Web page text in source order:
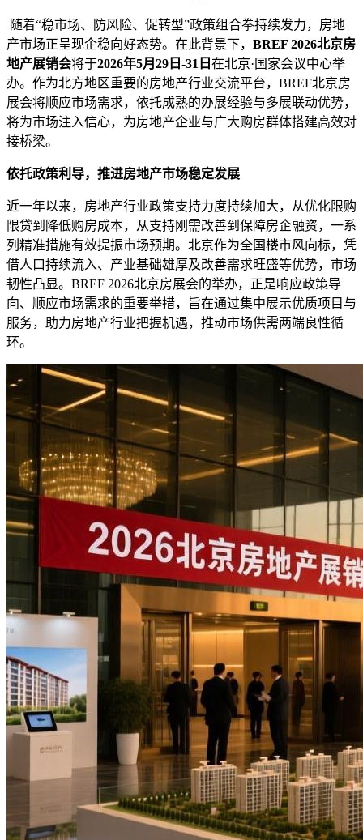
随着“稳市场、防风险、促转型”政策组合拳持续发力，房地
产市场正呈现企稳向好态势。在此背景下，‌ BREF 2026北京房
地产展销会‌将于‌2026年5月29日-31日 ‌在北京·国家会议中心举
办。作为北方地区重要的房地产行业交流平台，BREF北京房
展会将顺应市场需求，依托成熟的办展经验与多展联动优势，
将为市场注入信心，为房地产企业与广大购房群体搭建高效对
接桥梁。
依托政策利导， 推进房地产市场稳定发展
近一年以来，房地产行业政策支持力度持续加大，从优化限购
限贷到降低购房成本，从支持刚需改善到保障房企融资，一系
列精准措施有效提振市场预期。北京作为全国楼市风向标，凭
借人口持续流入、产业基础雄厚及改善需求旺盛等优势，市场
韧性凸显。BREF 2026北京房展会的举办，正是响应政策导
向、顺应市场需求的重要举措，旨在通过集中展示优质项目与
服务，助力房地产行业把握机遇，推动市场供需两端良性循
环。